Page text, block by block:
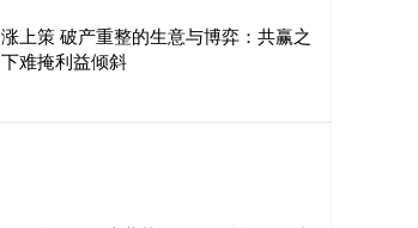
涨上策 破产重整的生意与博弈：共赢之
下难掩利益倾斜